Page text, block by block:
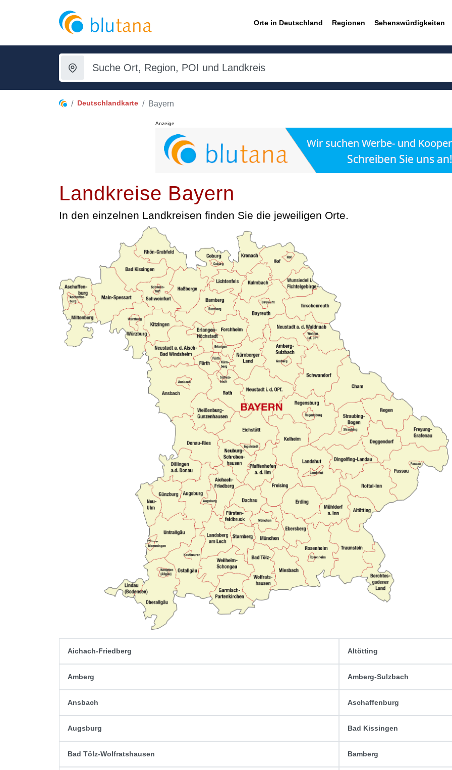
Orte in Deutschland Regionen Sehenswürdigkeiten
Deutschlandkarte Bayern
Anzeige
Landkreise Bayern
In den einzelnen Landkreisen finden Sie die jeweiligen Orte.
Aichach-Friedberg Altötting
Amberg Amberg-Sulzbach
Ansbach Aschaffenburg
Augsburg Bad Kissingen
Bad Tölz-Wolfratshausen Bamberg